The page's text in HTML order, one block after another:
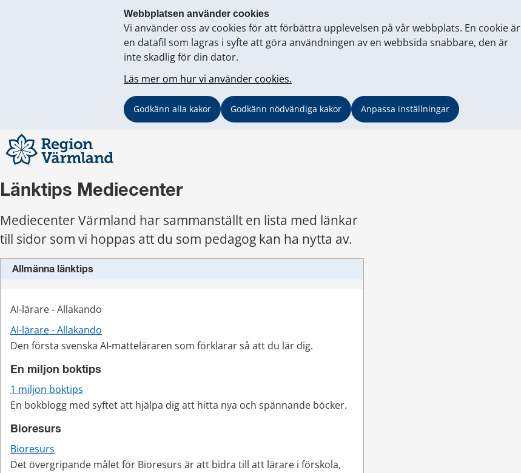
Webbplatsen använder cookies
Vi använder oss av cookies för att förbättra upplevelsen på vår webbplats. En cookie är
en datafil som lagras i syfte att göra användningen av en webbsida snabbare, den är
inte skadlig för din dator.
Läs mer om hur vi använder cookies.
Godkänn alla kakor Godkänn nödvändiga kakor Anpassa inställningar
Länktips Mediecenter
Mediecenter Värmland har sammanställt en lista med länkar
till sidor som vi hoppas att du som pedagog kan ha nytta av.
Allmänna länktips
AI-lärare - Allakando
AI-lärare - Allakando
Den första svenska AI-matteläraren som förklarar så att du lär dig.
En miljon boktips
1 miljon boktips
En bokblogg med syftet att hjälpa dig att hitta nya och spännande böcker.
Bioresurs
Bioresurs
Det övergripande målet för Bioresurs är att bidra till att lärare i förskola,